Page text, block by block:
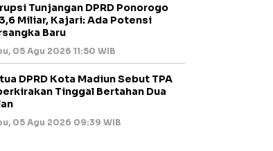
Tunjangan DPRD Ponorogo
Miliar, Kajari: Ada Potensi
Baru
05 Agu 2026 11:50 WIB
DPRD Kota Madiun Sebut TPA
Tinggal Bertahan Dua
05 Agu 2026 09:39 WIB